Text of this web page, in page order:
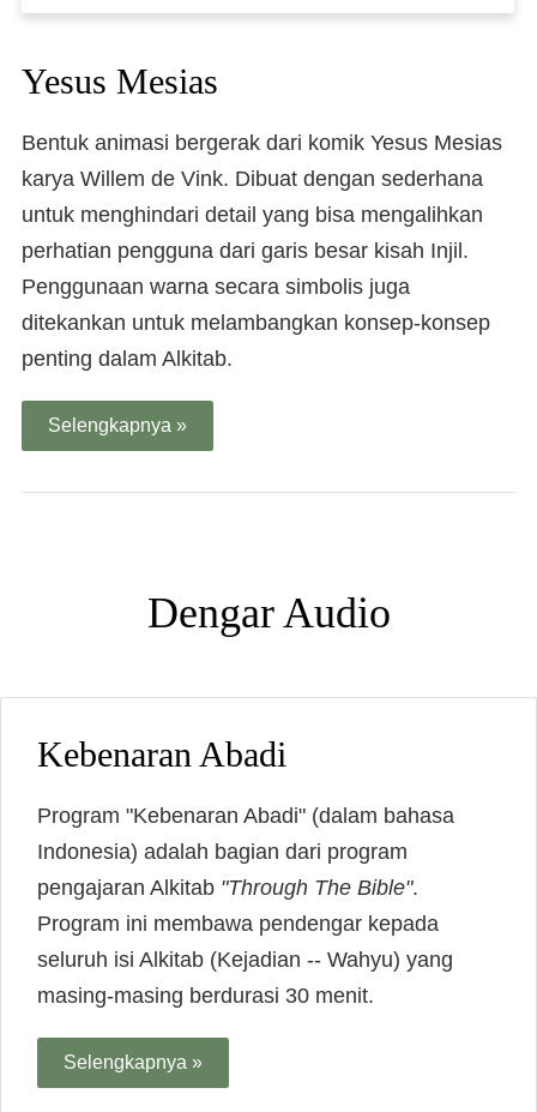
Yesus Mesias
Bentuk animasi bergerak dari komik Yesus Mesias
karya Willem de Vink. Dibuat dengan sederhana
untuk menghindari detail yang bisa mengalihkan
perhatian pengguna dari garis besar kisah Injil.
Penggunaan warna secara simbolis juga
ditekankan untuk melambangkan konsep-konsep
penting dalam Alkitab.
Selengkapnya »
Dengar Audio
Kebenaran Abadi
Program "Kebenaran Abadi" (dalam bahasa
Indonesia) adalah bagian dari program
pengajaran Alkitab "Through The Bible".
Program ini membawa pendengar kepada
seluruh isi Alkitab (Kejadian -- Wahyu) yang
masing-masing berdurasi 30 menit.
Selengkapnya »